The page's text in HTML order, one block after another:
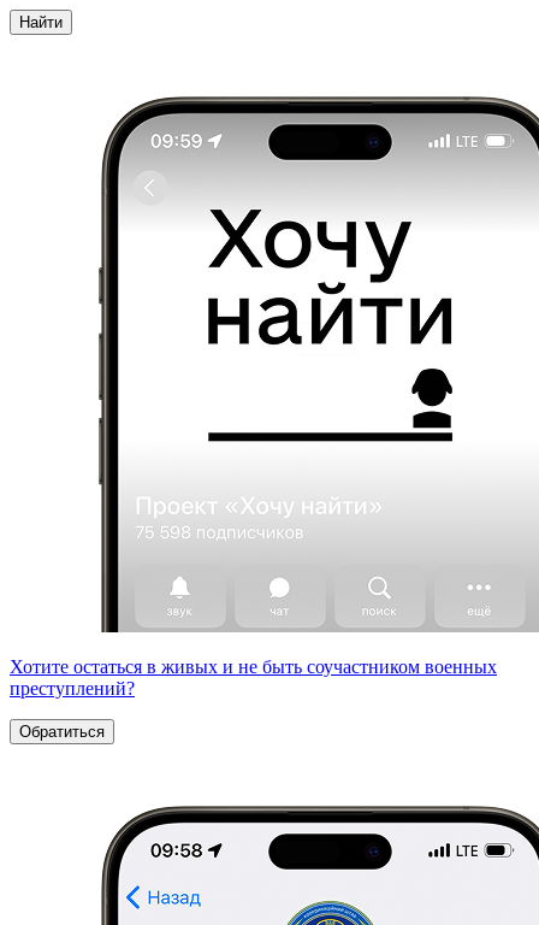
Найти
Хотите остаться в живых и не быть соучастником военных
преступлений?
Обратиться